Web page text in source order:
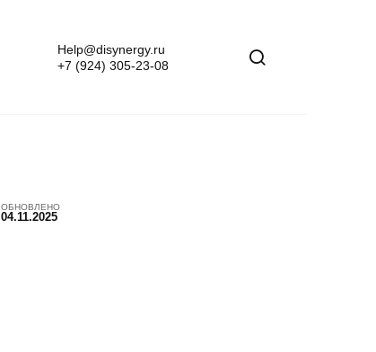
Help@disynergy.ru
+7 (924) 305-23-08
ОБНОВЛЕНО
04.11.2025